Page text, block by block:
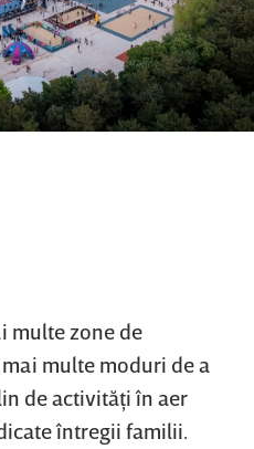
multe zone de
multe moduri de a
de activităţi în aer
întregii familii.